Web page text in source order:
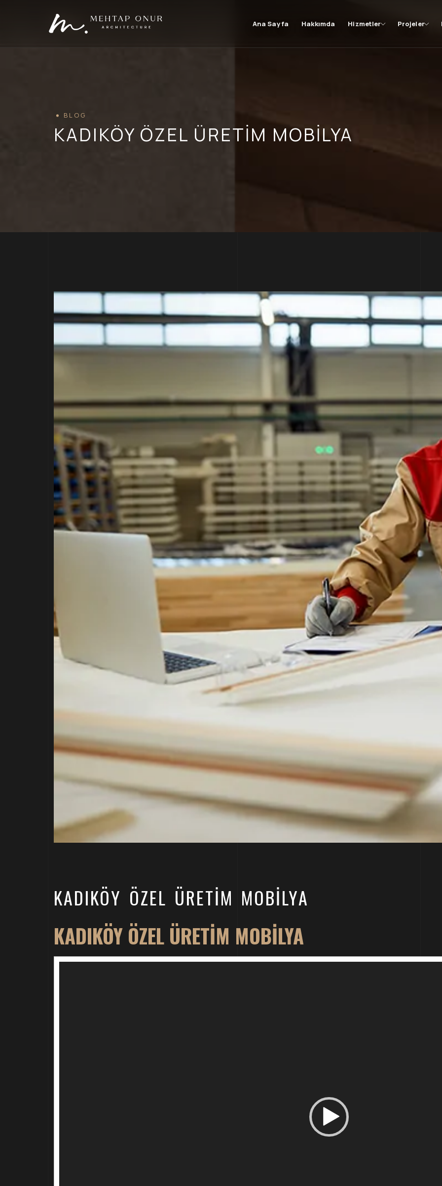
BLOG
KADIKÖY ÖZEL ÜRETIM MOBILYA
KADIKÖY ÖZEL ÜRETIM MOBILYA
KADIKÖY ÖZEL ÜRETIM MOBILYA
Ana Sayfa Hakkımda Hizmetler Projeler